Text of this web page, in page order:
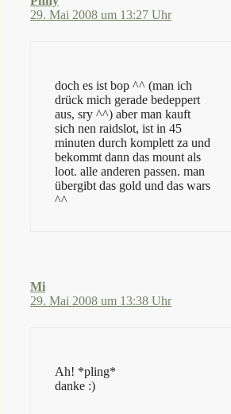
29. Mai 2008 um 13:27 Uhr
doch es ist bop ^^ (man ich
drück mich gerade bedeppert
aus, sry ^^) aber man kauft
sich nen raidslot, ist in 45
minuten durch komplett za und
bekommt dann das mount als
loot. alle anderen passen. man
übergibt das gold und das wars
^^
Mi
29. Mai 2008 um 13:38 Uhr
Ah! *pling*
danke :)